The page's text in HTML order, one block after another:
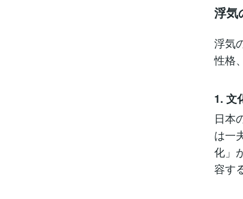
浮気
浮気
性格
1. 文
日本
は一
化」
容す